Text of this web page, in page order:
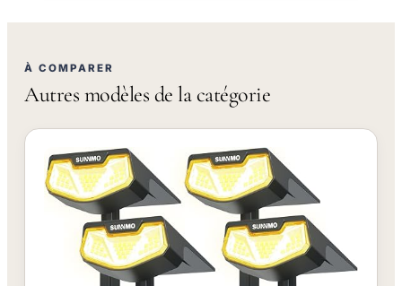
À COMPARER
Autres modèles de la catégorie